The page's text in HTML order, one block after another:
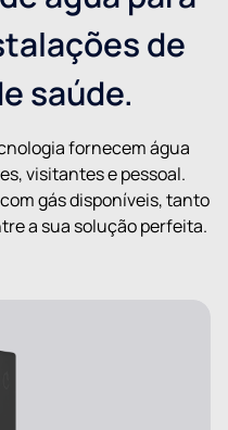
de
saúde.
fornecem água
visitantes e pessoal.
gás disponíveis, tanto
a sua solução perfeita.